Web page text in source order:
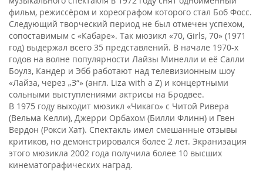
фильм, режиссёром и хореографом которого стал Боб Фосс.
Следующий творческий период не был отмечен успехом,
сопоставимым с «Кабаре». Так мюзикл «70, Girls, 70» (1971
год) выдержал всего 35 представлений. В начале 1970-х
годов на волне популярности Лайзы Минелли и её Салли
Боулз, Кандер и Эбб работают над телевизионным шоу
«Лайза, через „З“» (англ. Liza with a Z) и концертными
сольными выступлениями актрисы на Бродвее.
В 1975 году выходит мюзикл «Чикаго» с Читой Ривера
(Вельма Келли), Джерри Орбахом (Билли Флинн) и Гвен
Вердон (Рокси Хат). Спектакль имел смешанные отзывы
критиков, но демонстрировался более 2 лет. Экранизация
этого мюзикла 2002 года получила более 10 высших
кинематографических наград.